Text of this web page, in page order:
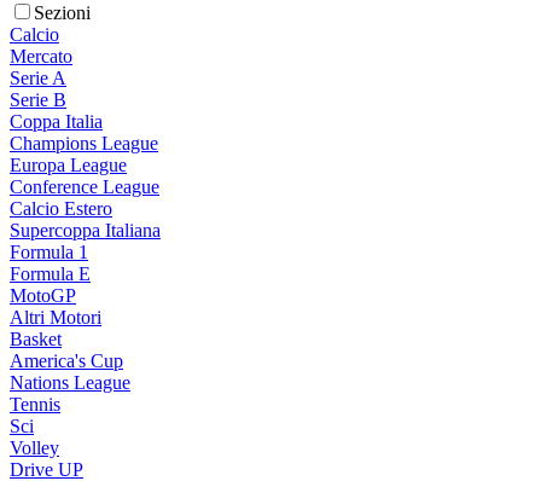
Sezioni
Calcio
Mercato
Serie A
Serie B
Coppa Italia
Champions League
Europa League
Conference League
Calcio Estero
Supercoppa Italiana
Formula 1
Formula E
MotoGP
Altri Motori
Basket
America's Cup
Nations League
Tennis
Sci
Volley
Drive UP